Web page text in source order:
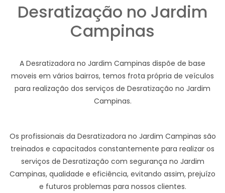
Desratização no Jardim
Campinas
A Desratizadora no Jardim Campinas dispõe de base
moveis em vários bairros, temos frota própria de veículos
para realização dos serviços de Desratização no Jardim
Campinas.
Os profissionais da Desratizadora no Jardim Campinas são
treinados e capacitados constantemente para realizar os
serviços de Desratização com segurança no Jardim
Campinas, qualidade e eficiência, evitando assim, prejuízo
e futuros problemas para nossos clientes.